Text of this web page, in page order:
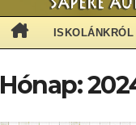
ISKOLÁNKRÓL
Hónap: